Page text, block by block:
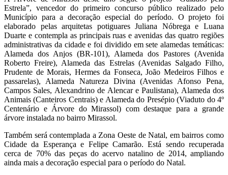
Estrela”, vencedor do primeiro concurso público realizado pelo
Município para a decoração especial do período. O projeto foi
elaborado pelas arquitetas potiguares Juliana Nóbrega e Luana
Duarte e contempla as principais ruas e avenidas das quatro regiões
administrativas da cidade e foi dividido em sete alamedas temáticas:
Alameda dos Anjos (BR-101), Alameda dos Pastores (Avenida
Roberto Freire), Alameda das Estrelas (Avenidas Salgado Filho,
Prudente de Morais, Hermes da Fonseca, João Medeiros Filhos e
passarelas), Alameda Natureza Divina (Avenidas Afonso Pena,
Campos Sales, Alexandrino de Alencar e Paulistana), Alameda dos
Animais (Canteiros Centrais) e Alameda do Presépio (Viaduto do 4º
Centenário e Árvore do Mirassol) com destaque para a grande
árvore instalada no bairro Mirassol.
Também será contemplada a Zona Oeste de Natal, em bairros como
Cidade da Esperança e Felipe Camarão. Está sendo recuperada
cerca de 70% das peças do acervo natalino de 2014, ampliando
ainda mais a decoração especial para o período do Natal.